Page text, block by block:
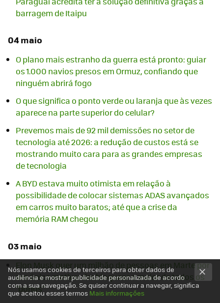
barragem de Itaipu
04 maio
O plano mais estranho da guerra está pronto: guiar
os 1.000 navios presos em Ormuz, confiando que
ninguém abrirá fogo
O que significa o ponto verde ou laranja que às vezes
aparece na parte superior do celular?
Prevemos mais de 92 mil demissões no setor de
tecnologia até 2026: a redução de custos está se
mostrando muito cara para as grandes empresas
de tecnologia
A BYD estava muito otimista em relação à
possibilidade de colocar sistemas ADAS avançados
em carros muito baratos; até que a crise da
memória RAM chegou
03 maio
Elon Musk quer um milhão de pessoas em Marte por
um único motivo: desbloquear o maior de todos os
"bônus"
Nós usamos cookies de terceiros para obter dados de
audiência e mostrar publicidade personalizada de acordo
com a sua navegação. Se quiser continuar a navegar, significa
que aceitou esses termos Mais informações